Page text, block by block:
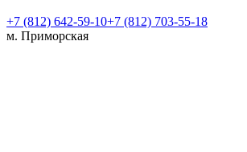
+7 (812) 642-59-10+7 (812) 703-55-18
м. Приморская